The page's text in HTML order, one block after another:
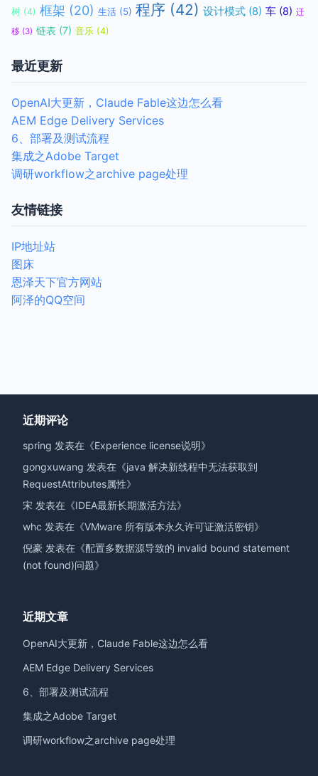
树 (4) 框架 (20) 生活 (5) 程序 (42) 设计模式 (8) 车 (8) 迁
移 (3) 链表 (7) 音乐 (4)
最近更新
OpenAI大更新，Claude Fable这边怎么看
AEM Edge Delivery Services
6、部署及测试流程
集成之Adobe Target
调研workflow之archive page处理
友情链接
IP地址站
图床
恩泽天下官方网站
阿泽的QQ空间
近期评论
spring 发表在《Experience license说明》
gongxuwang 发表在《java 解决新线程中无法获取到
RequestAttributes属性》
宋 发表在《IDEA最新长期激活方法》
whc 发表在《VMware 所有版本永久许可证激活密钥》
倪豪 发表在《配置多数据源导致的 invalid bound statement
(not found)问题》
近期文章
OpenAI大更新，Claude Fable这边怎么看
AEM Edge Delivery Services
6、部署及测试流程
集成之Adobe Target
调研workflow之archive page处理